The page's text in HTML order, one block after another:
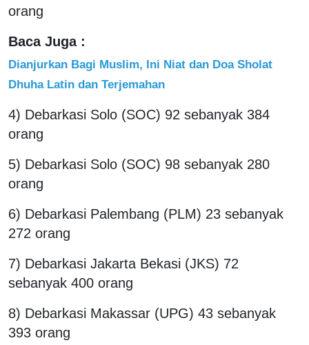
orang
Baca Juga :
Dianjurkan Bagi Muslim, Ini Niat dan Doa Sholat
Dhuha Latin dan Terjemahan
4) Debarkasi Solo (SOC) 92 sebanyak 384
orang
5) Debarkasi Solo (SOC) 98 sebanyak 280
orang
6) Debarkasi Palembang (PLM) 23 sebanyak
272 orang
7) Debarkasi Jakarta Bekasi (JKS) 72
sebanyak 400 orang
8) Debarkasi Makassar (UPG) 43 sebanyak
393 orang